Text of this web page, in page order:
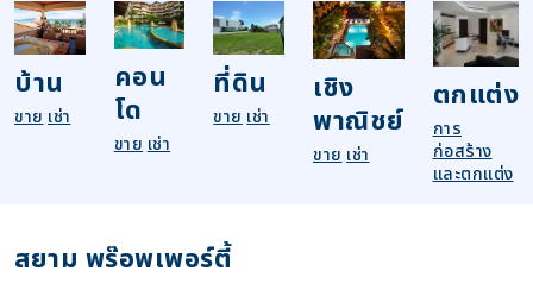
บ้าน
ขาย เช่า
คอน
โด
ขาย เช่า
ที่ดิน
ขาย เช่า
เชิง
พาณิชย์
ขาย เช่า
ตกแต่ง
การ
ก่อสร้าง
และตกแต่ง
สยาม พร๊อพเพอร์ตี้